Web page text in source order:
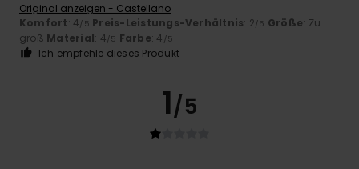
Original anzeigen - Castellano
Komfort: 4 /5 Preis-Leistungs-Verhältnis: 2 /5 Größe: Zu
groß Material: 4 /5 Farbe: 4 /5
Ich empfehle dieses Produkt
1/5